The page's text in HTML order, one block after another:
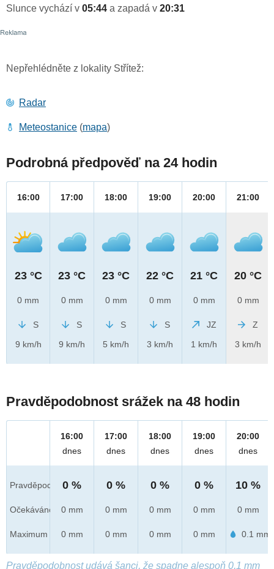
Slunce vychází v 05:44 a zapadá v 20:31
Nepřehlédněte z lokality Střítež:
Radar
Meteostanice (mapa)
Podrobná předpověď na 24 hodin
16:00
23 °C
0 mm
S
9 km/h
17:00
23 °C
0 mm
S
9 km/h
18:00
23 °C
0 mm
S
5 km/h
19:00
22 °C
0 mm
S
3 km/h
20:00
21 °C
0 mm
JZ
1 km/h
21:00
20 °C
0 mm
Z
3 km/h
Pravděpodobnost srážek na 48 hodin
Pravděpod.
Očekáváno
Maximum
16:00
dnes
0 %
0 mm
0 mm
17:00
dnes
0 %
0 mm
0 mm
18:00
dnes
0 %
0 mm
0 mm
19:00
dnes
0 %
0 mm
0 mm
20:00
dnes
10 %
0 mm
0.1 mm
Pravděpodobnost udává šanci, že spadne alespoň 0,1 mm